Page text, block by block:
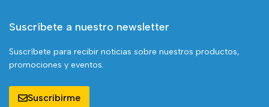
Suscríbete a nuestro newsletter
Suscríbete para recibir noticias sobre nuestros productos,
promociones y eventos.
Suscribirme